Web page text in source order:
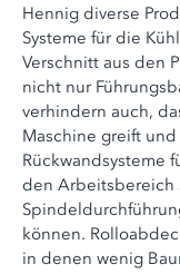
Hennig diverse
Systeme für die
Verschnitt aus den
nicht nur
verhindern auch,
Maschine greift
Rückwandsysteme
den Arbeitsbereich
können.
in denen wenig